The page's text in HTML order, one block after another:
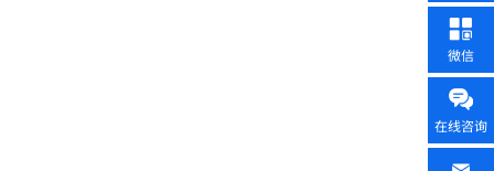
微信
在线咨询